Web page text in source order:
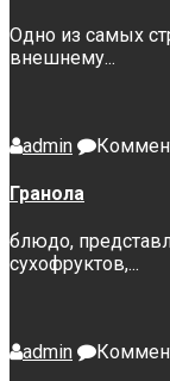
Одно из самых
внешнему...
admin
Гранола
блюдо,
сухофруктов,...
admin